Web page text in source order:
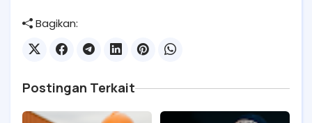
Bagikan:
Postingan Terkait